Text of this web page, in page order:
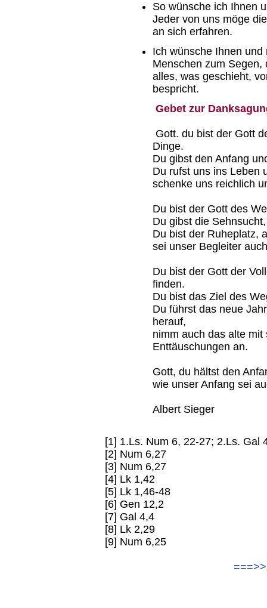
So wünsche ich Ihnen
Jeder von uns möge
an sich erfahren.
Ich wünsche Ihnen
Menschen zum
alles, was geschieht,
bespricht.
Gebet zur
Gott. du bist der Gott
Dinge.
Du gibst den Anfang
Du rufst uns ins Leben
schenke uns reichlich
Du bist der Gott des
Du gibst die
Du bist der Ruheplatz,
sei unser Begleiter
Du bist der Gott der
finden.
Du bist das Ziel des
Du führst das neue
herauf,
nimm auch das alte
Enttäuschungen an.
Gott, du hältst den
wie unser Anfang sei
Albert Sieger
[1] 1.Ls. Num 6, 22-27;­ 2.Ls. Gal
[2] Num 6,27
[3] Num 6,27
[4] Lk 1,42
[5] Lk 1,46-48
[6] Gen 12,2
[7] Gal 4,4
[8] Lk 2,29
[9] Num 6,25